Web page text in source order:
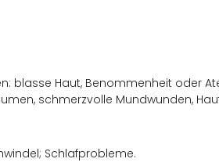
blasse Haut, Benommenheit oder
schmerzvolle Mundwunden,
Schlafprobleme.